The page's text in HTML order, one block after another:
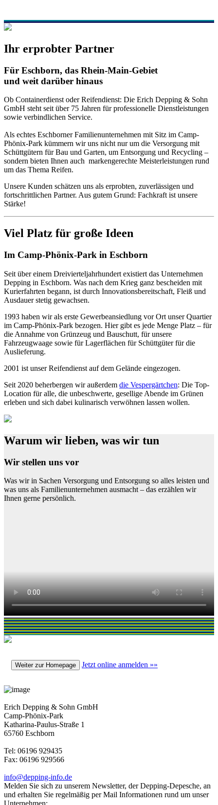
Ihr erprobter Partner
Für Eschborn, das Rhein-Main-Gebiet
und weit darüber hinaus
Ob Containerdienst oder Reifendienst: Die Erich Depping & Sohn
GmbH steht seit über 75 Jahren für professionelle Dienstleistungen
sowie verbindlichen Service.
Als echtes Eschborner Familienunternehmen mit Sitz im Camp-
Phönix-Park kümmern wir uns nicht nur um die Versorgung mit
Schüttgütern für Bau und Garten, um Entsorgung und Recycling –
sondern bieten Ihnen auch markengerechte Meisterleistungen rund
um das Thema Reifen.
Unsere Kunden schätzen uns als erprobten, zuverlässigen und
fortschrittlichen Partner. Aus gutem Grund: Fachkraft ist unsere
Stärke!
Viel Platz für große Ideen
Im Camp-Phönix-Park in Eschborn
Seit über einem Dreivierteljahrhundert existiert das Unternehmen
Depping in Eschborn. Was nach dem Krieg ganz bescheiden mit
Kurierfahrten begann, ist durch Innovationsbereitschaft, Fleiß und
Ausdauer stetig gewachsen.
1993 haben wir als erste Gewerbeansiedlung vor Ort unser Quartier
im Camp-Phönix-Park bezogen. Hier gibt es jede Menge Platz – für
die Annahme von Grünzeug und Bauschutt, für unsere
Fahrzeugwaage sowie für Lagerflächen für Schüttgüter für die
Auslieferung.
2001 ist unser Reifendienst auf dem Gelände eingezogen.
Seit 2020 beherbergen wir außerdem die Vespergärtchen: Die Top-
Location für alle, die unbeschwerte, gesellige Abende im Grünen
erleben und sich dabei kulinarisch verwöhnen lassen wollen.
Warum wir lieben, was wir tun
Wir stellen uns vor
Was wir in Sachen Versorgung und Entsorgung so alles leisten und
was uns als Familienunternehmen ausmacht – das erzählen wir
Ihnen gerne persönlich.
Weiter zur Homepage Jetzt online anmelden »»
Erich Depping & Sohn GmbH
Camp-Phönix-Park
Katharina-Paulus-Straße 1
65760 Eschborn
Tel: 06196 929435
Fax: 06196 929566
info@depping-info.de
Melden Sie sich zu unserem Newsletter, der Depping-Depesche, an
und erhalten Sie regelmäßig per Mail Informationen rund um unser